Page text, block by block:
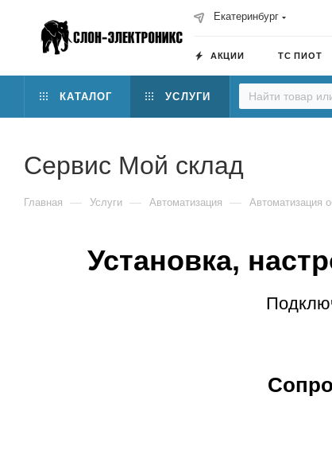
Екатеринбург
АКЦИИ ТС ПИОТ
КАТАЛОГ УСЛУГИ
Сервис Мой склад
Главная — Услуги — Автоматизация — Автоматизация
Установка,